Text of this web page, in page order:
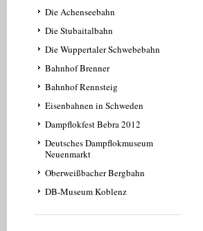
Die Achenseebahn
Die Stubaitalbahn
Die Wuppertaler Schwebebahn
Bahnhof Brenner
Bahnhof Rennsteig
Eisenbahnen in Schweden
Dampflokfest Bebra 2012
Deutsches Dampflokmuseum
Neuenmarkt
Oberweißbacher Bergbahn
DB-Museum Koblenz